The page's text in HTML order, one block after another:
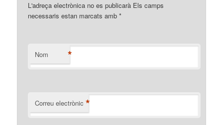
L'adreça electrònica no es publicarà Els camps
necessaris estan marcats amb*
Nom *
Correu electrònic *